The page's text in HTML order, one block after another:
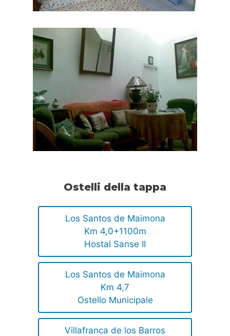
Ostelli della tappa
Los Santos de Maimona
Km 4,0+1100m
Hostal Sanse II
Los Santos de Maimona
Km 4,7
Ostello Municipale
Villafranca de los Barros